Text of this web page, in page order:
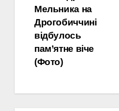
записів
Мельника на
Дрогобиччині
відбулось
пам’ятне віче
(Фото)